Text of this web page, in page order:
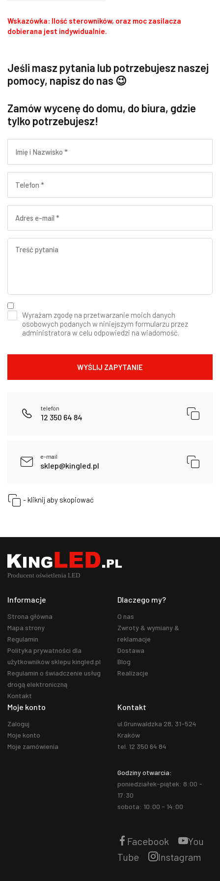
Wskazówka: Ilość sterowników, oraz moc zasilacza
dobierana jest indywidualnie.
Jeśli masz pytania lub potrzebujesz naszej
pomocy, napisz do nas 😉
Zamów wycenę do domu, do biura, gdzie
tylko potrzebujesz!
Wyrażam zgodę na przetwarzanie moich danych
osobowych podanych w niniejszym formularzu przez
administratora w celu odpowiedzi na wiadomość.
telefon
12 350 64 84
e-mail
sklep@kingled.pl
- kliknij aby skopiować
Informacje
Strona główna
Mapa strony
Regulamin
Polityka prywatności dla
użytkowników sklepu kingled.pl
Regulamin o świadczenie usług
drogą elektroniczną
Kontakt
Dlaczego my?
O nas
Zwroty & wymiany &
reklamacje
Dostawa
Blog
Realizacje
Moje konto
Zaloguj
Moje konto
Moje zamówienia
Kontakt
ul.Grunwaldzka 28, 31-524
Kraków
tel. 12 350 64 84
Godziny otwarcia:
poniedziałek-piątek: 8:00 -
17:30
sobota: 10:00 - 14:00
Facebook
You
Tube
Instagram